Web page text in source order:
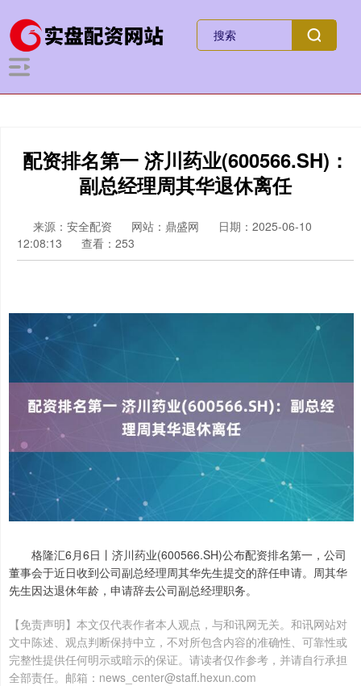
配资排名第一 济川药业(600566.SH)：
副总经理周其华退休离任
来源：安全配资 网站：鼎盛网
日期：2025-06-10
12:08:13
查看：253
格隆汇6月6日丨济川药业(600566.SH)公布配资排名第一，公司
董事会于近日收到公司副总经理周其华先生提交的辞任申请。周其华
先生因达退休年龄，申请辞去公司副总经理职务。
【免责声明】本文仅代表作者本人观点，与和讯网无关。和讯网站对
文中陈述、观点判断保持中立，不对所包含内容的准确性、可靠性或
完整性提供任何明示或暗示的保证。请读者仅作参考，并请自行承担
全部责任。邮箱：news_center@staff.hexun.com